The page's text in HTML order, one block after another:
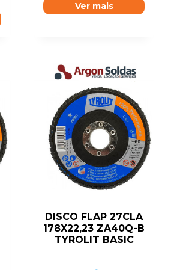
Ver mais
DISCO FLAP 27CLA
178X22,23 ZA40Q-B
TYROLIT BASIC